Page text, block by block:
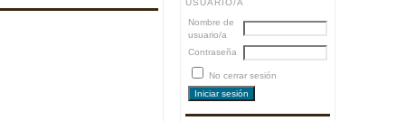
USUARIO/A
Nombre de
usuario/a
Contraseña
No cerrar sesión